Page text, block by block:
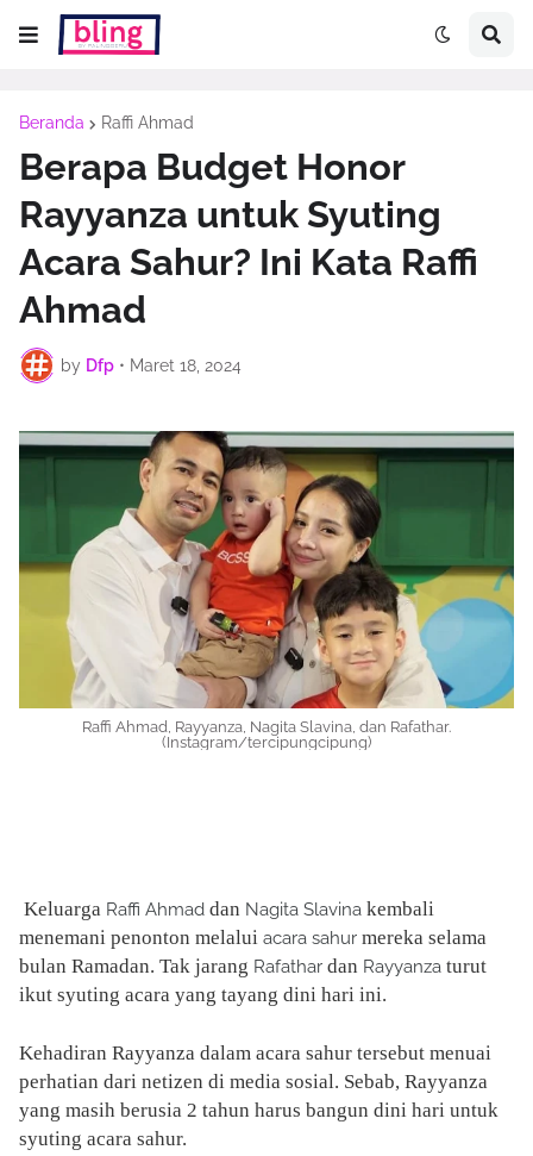
Beranda Raffi Ahmad
Berapa Budget Honor
Rayyanza untuk Syuting
Acara Sahur? Ini Kata Raffi
Ahmad
by Dfp • Maret 18, 2024
Raffi Ahmad, Rayyanza, Nagita Slavina, dan Rafathar.
(Instagram/tercipungcipung)
Keluarga Raffi Ahmad dan Nagita Slavina kembali
menemani penonton melalui acara sahur mereka selama
bulan Ramadan. Tak jarang Rafathar dan Rayyanza turut
ikut syuting acara yang tayang dini hari ini.
Kehadiran Rayyanza dalam acara sahur tersebut menuai
perhatian dari netizen di media sosial. Sebab, Rayyanza
yang masih berusia 2 tahun harus bangun dini hari untuk
syuting acara sahur.